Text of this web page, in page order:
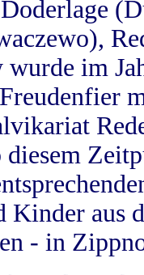
im
Kinder aus
- in